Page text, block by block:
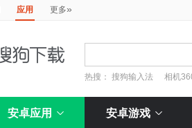
应用 更多»
热搜： 搜狗输入法 相机
安卓应用 安卓游戏